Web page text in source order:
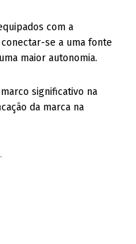
com a
se a uma fonte
maior autonomia.
significativo na
da marca na